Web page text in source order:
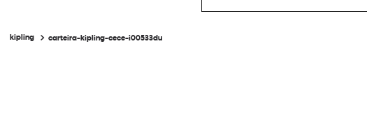
Best Sellers
carteira-kipling-cece-i00533du